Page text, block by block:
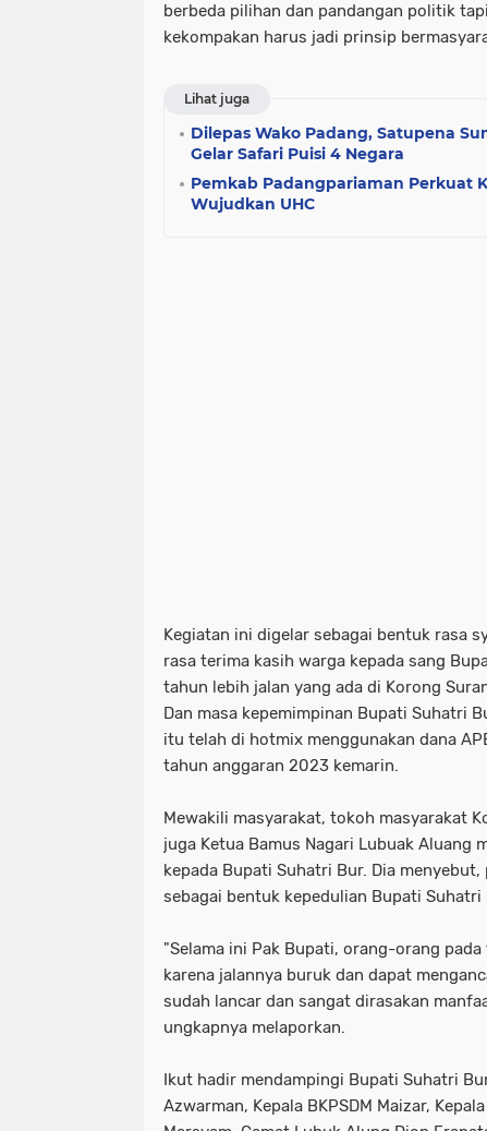
berbeda pilihan dan pandangan politik
kekompakan harus jadi prinsip
Lihat juga
Dilepas Wako Padang, Satupena
Gelar Safari Puisi 4 Negara
Pemkab Padangpariaman Perkuat
Wujudkan UHC
Kegiatan ini digelar sebagai bentuk rasa
rasa terima kasih warga kepada sang
tahun lebih jalan yang ada di Korong
Dan masa kepemimpinan Bupati Suhatri
itu telah di hotmix menggunakan dana
tahun anggaran 2023 kemarin.
Mewakili masyarakat, tokoh masyarakat
juga Ketua Bamus Nagari Lubuak Aluang
kepada Bupati Suhatri Bur. Dia
sebagai bentuk kepedulian Bupati Suhatri
"Selama ini Pak Bupati, orang-orang
karena jalannya buruk dan dapat
sudah lancar dan sangat dirasakan
ungkapnya melaporkan.
Ikut hadir mendampingi Bupati Suhatri
Azwarman, Kepala BKPSDM Maizar,